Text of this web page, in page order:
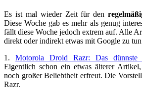
Es ist mal wieder Zeit für den
Diese Woche gab es mehr als genug
fällt diese Woche jedoch extrem auf. Alle
direkt oder indirekt etwas mit Google zu
1. Motorola Droid Razr: Das dünnste
Eigentlich schon ein etwas älterer
noch großer Beliebtheit erfreut. Die
Razr.